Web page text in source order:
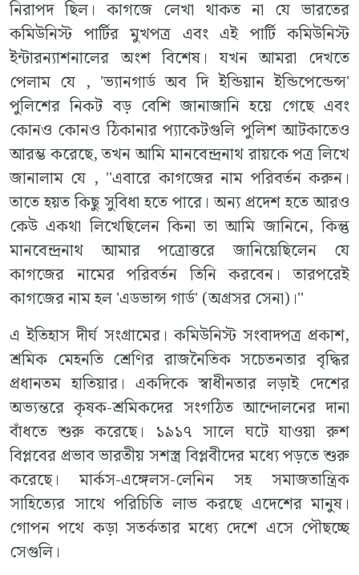
নিরাপদ ছিল। কাগজে লেখা থাকত না যে ভারতের
কমিউনিস্ট পার্টির মুখপত্র এবং এই পার্টি কমিউনিস্ট
ইন্টারন‍্যাশনালের অংশ বিশেষ। যখন আমরা দেখতে
পেলাম যে , 'ভ‍্যানগার্ড অব দি ইন্ডিয়ান ইন্ডিপেন্ডেন্স'
পুলিশের নিকট বড় বেশি জানাজানি হয়ে গেছে এবং
কোনও কোনও ঠিকানার প‍্যাকেটগুলি পুলিশ আটকাতেও
আরম্ভ করেছে, তখন আমি মানবেন্দ্রনাথ রায়কে পত্র লিখে
জানালাম যে , ''এবারে কাগজের নাম পরিবর্তন করুন।
তাতে হয়ত কিছু সুবিধা হতে পারে। অন‍্য প্রদেশ হতে আরও
কেউ একথা লিখেছিলেন কিনা তা আমি জানিনে, কিন্তু
মানবেন্দ্রনাথ আমার পত্রোত্তরে জানিয়েছিলেন যে
কাগজের নামের পরিবর্তন তিনি করবেন। তারপরেই
কাগজের নাম হল 'এডভান্স গার্ড' (অগ্রসর সেনা)।''
এ ইতিহাস দীর্ঘ সংগ্রামের। কমিউনিস্ট সংবাদপত্র প্রকাশ,
শ্রমিক মেহনতি শ্রেণির রাজনৈতিক সচেতনতার বৃদ্ধির
প্রধানতম হাতিয়ার। একদিকে স্বাধীনতার লড়াই দেশের
অভ‍্যন্তরে কৃষক-শ্রমিকদের সংগঠিত আন্দোলনের দানা
বাঁধতে শুরু করেছে। ১৯১৭ সালে ঘটে যাওয়া রুশ
বিপ্লবের প্রভাব ভারতীয় সশস্ত্র বিপ্লবীদের মধ‍্যে পড়তে শুরু
করেছে। মার্কস-এঙ্গেলস-লেনিন সহ সমাজতান্ত্রিক
সাহিত‍্যের সাথে পরিচিতি লাভ করছে এদেশের মানুষ।
গোপন পথে কড়া সতর্কতার মধ‍্যে দেশে এসে পৌছচ্ছে
সেগুলি।